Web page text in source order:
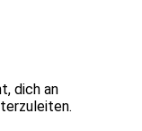
dich an